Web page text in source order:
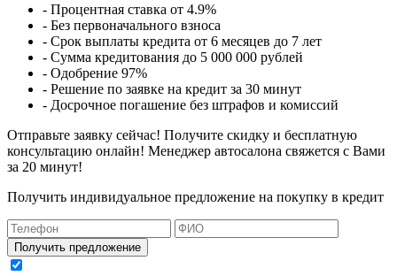
- Процентная ставка от 4.9%
- Без первоначального взноса
- Срок выплаты кредита от 6 месяцев до 7 лет
- Сумма кредитования до 5 000 000 рублей
- Одобрение 97%
- Решение по заявке на кредит за 30 минут
- Досрочное погашение без штрафов и комиссий
Отправьте заявку сейчас! Получите скидку и бесплатную
консультацию онлайн! Менеджер автосалона свяжется с Вами
за 20 минут!
Получить индивидуальное предложение на покупку в кредит
Получить предложение